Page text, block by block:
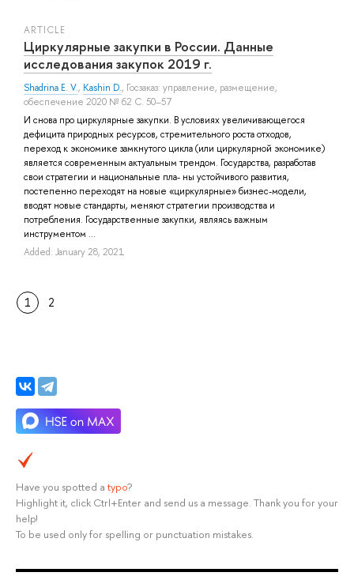
ARTICLE
Циркулярные закупки в России. Данные
исследования закупок 2019 г.
Shadrina E. V., Kashin D., Госзаказ: управление, размещение,
обеспечение 2020 № 62 С. 50–57
И снова про циркулярные закупки. В условиях увеличивающегося
дефицита природных ресурсов, стремительного роста отходов,
переход к экономике замкнутого цикла (или циркулярной экономике)
является современным актуальным трендом. Государства, разработав
свои стратегии и национальные пла- ны устойчивого развития,
постепенно переходят на новые «циркулярные» бизнес-модели,
вводят новые стандарты, меняют стратегии производства и
потребления. Государственные закупки, являясь важным
инструментом ...
Added: January 28, 2021
1 2
Have you spotted a typo?
Highlight it, click Ctrl+Enter and send us a message. Thank you for your
help!
To be used only for spelling or punctuation mistakes.